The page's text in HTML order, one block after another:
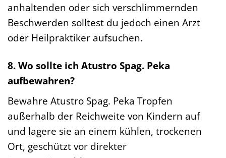
anhaltenden oder sich verschlimmernden
Beschwerden solltest du jedoch einen Arzt
oder Heilpraktiker aufsuchen.
8. Wo sollte ich Atustro Spag. Peka
aufbewahren?
Bewahre Atustro Spag. Peka Tropfen
außerhalb der Reichweite von Kindern auf
und lagere sie an einem kühlen, trockenen
Ort, geschützt vor direkter